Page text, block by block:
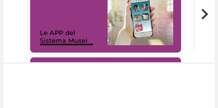
Le APP del
Sistema Musei